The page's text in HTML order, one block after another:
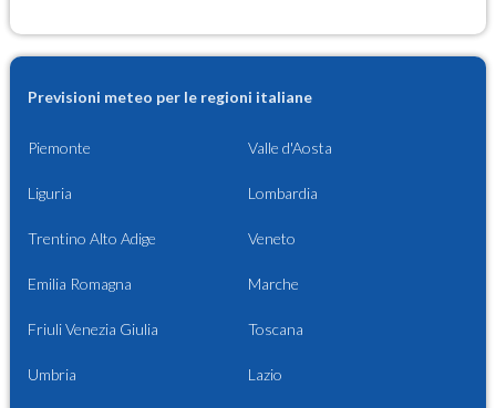
Previsioni meteo per le regioni italiane
Piemonte Valle d'Aosta
Liguria Lombardia
Trentino Alto Adige Veneto
Emilia Romagna Marche
Friuli Venezia Giulia Toscana
Umbria Lazio